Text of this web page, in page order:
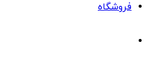
فروشگاه